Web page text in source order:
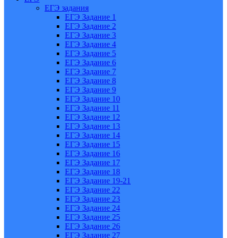
ЕГЭ задания
ЕГЭ Задание 1
ЕГЭ Задание 2
ЕГЭ Задание 3
ЕГЭ Задание 4
ЕГЭ Задание 5
ЕГЭ Задание 6
ЕГЭ Задание 7
ЕГЭ Задание 8
ЕГЭ Задание 9
ЕГЭ Задание 10
ЕГЭ Задание 11
ЕГЭ Задание 12
ЕГЭ Задание 13
ЕГЭ Задание 14
ЕГЭ Задание 15
ЕГЭ Задание 16
ЕГЭ Задание 17
ЕГЭ Задание 18
ЕГЭ Задание 19-21
ЕГЭ Задание 22
ЕГЭ Задание 23
ЕГЭ Задание 24
ЕГЭ Задание 25
ЕГЭ Задание 26
ЕГЭ Задание 27